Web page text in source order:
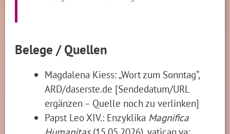
Belege / Quellen
Magdalena Kiess: „Wort zum Sonntag“,
ARD/daserste.de [Sendedatum/URL
ergänzen – Quelle noch zu verlinken]
Papst Leo XIV.: Enzyklika Magnifica